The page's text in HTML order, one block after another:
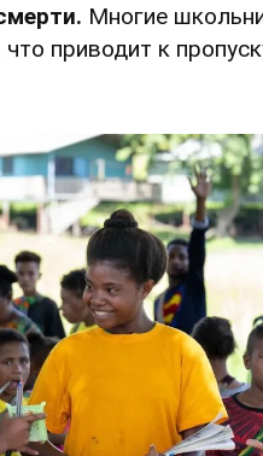
Многие
приводит к